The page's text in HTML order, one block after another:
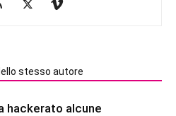
stesso autore
hackerato alcune